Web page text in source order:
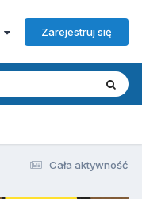
Zarejestruj się
Cała aktywność